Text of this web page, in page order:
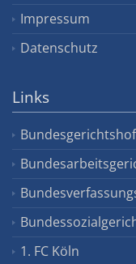
Impressum
Datenschutz
Links
Bundesgerichtshof
1. FC Köln